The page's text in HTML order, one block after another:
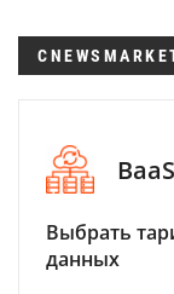
BaaS
Выбрать
данных